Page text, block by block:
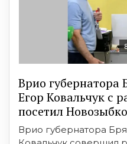
Врио губернатора
Егор Ковальчук с
посетил
Врио губернатора